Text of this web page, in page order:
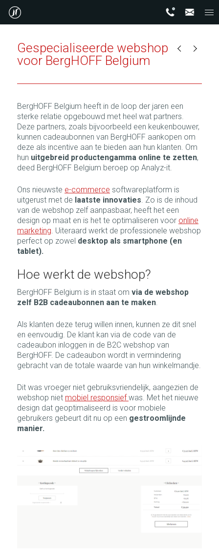
Gespecialiseerde webshop
voor BergHOFF Belgium
BergHOFF Belgium heeft in de loop der jaren een
sterke relatie opgebouwd met heel wat partners.
Deze partners, zoals bijvoorbeeld een keukenbouwer,
kunnen cadeaubonnen van BergHOFF aankopen om
deze als incentive aan te bieden aan hun klanten. Om
hun uitgebreid productengamma online te zetten,
deed BergHOFF Belgium beroep op Analyz-it.
Ons nieuwste e-commerce softwareplatform is
uitgerust met de laatste innovaties. Zo is de inhoud
van de webshop zelf aanpasbaar, heeft het een
design op maat en is het te optimaliseren voor online
marketing. Uiteraard werkt de professionele webshop
perfect op zowel desktop als smartphone (en
tablet).
Hoe werkt de webshop?
BergHOFF Belgium is in staat om via de webshop
zelf B2B cadeaubonnen aan te maken.
Als klanten deze terug willen innen, kunnen ze dit snel
en eenvoudig. De klant kan via de code van de
cadeaubon inloggen in de B2C webshop van
BergHOFF. De cadeaubon wordt in vermindering
gebracht van de totale waarde van hun winkelmandje.
Dit was vroeger niet gebruiksvriendelijk, aangezien de
webshop niet mobiel responsiefwas. Met het nieuwe
design dat geoptimaliseerd is voor mobiele
gebruikers gebeurt dit nu op een gestroomlijnde
manier.